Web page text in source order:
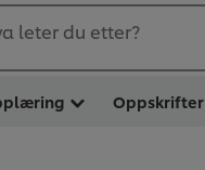
leter du etter?
Oppskrifter